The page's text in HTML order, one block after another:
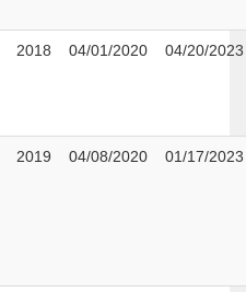
2018 04/01/2020 04/20/2023
2019 04/08/2020 01/17/2023